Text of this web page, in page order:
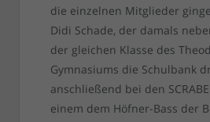
die einzelnen Mitglieder
Didi Schade, der damals
der gleichen Klasse des
Gymnasiums die Schulbank
anschließend bei den
einem dem Höfner-Bass der